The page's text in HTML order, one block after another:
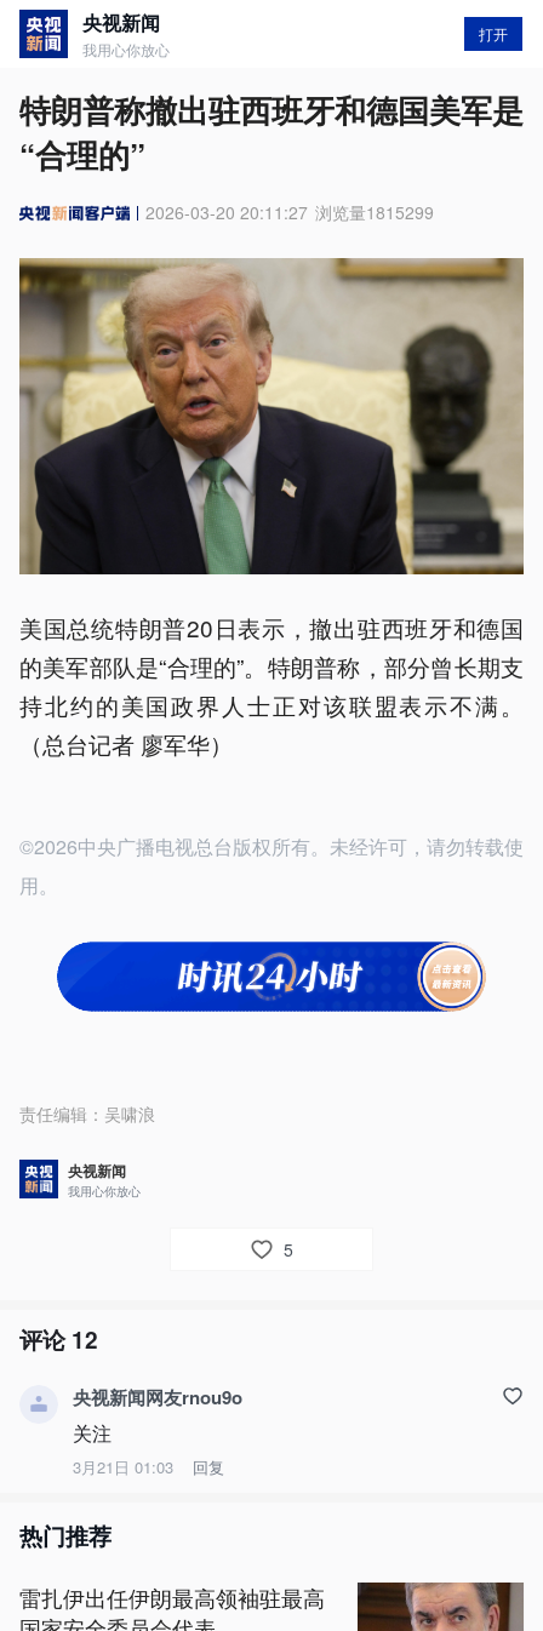
央视新闻
我用心你放心
打开
特朗普称撤出驻西班牙和德国美军是
“合理的”
2026-03-20 20:11:27 浏览量1815299
美国总统特朗普20日表示，撤出驻西班牙和德国
的美军部队是“合理的”。特朗普称，部分曾长期支
持北约的美国政界人士正对该联盟表示不满。
（总台记者 廖军华）
©2026中央广播电视总台版权所有。未经许可，请勿转载使
用。
责任编辑： 吴啸浪
央视新闻
我用心你放心
5
评论12
央视新闻网友rnou9o
关注
3月21日 01:03 回复
热门推荐
雷扎伊出任伊朗最高领袖驻最高